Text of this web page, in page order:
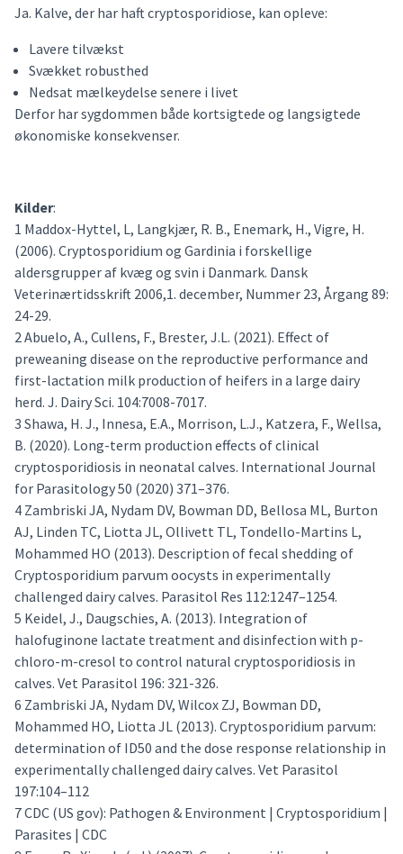
Ja. Kalve, der har haft cryptosporidiose, kan opleve:
Lavere tilvækst
Svækket robusthed
Nedsat mælkeydelse senere i livet
Derfor har sygdommen både kortsigtede og langsigtede
økonomiske konsekvenser.
Kilder:
1 Maddox-Hyttel, L, Langkjær, R. B., Enemark, H., Vigre, H.
(2006). Cryptosporidium og Gardinia i forskellige
aldersgrupper af kvæg og svin i Danmark. Dansk
Veterinærtidsskrift 2006,1. december, Nummer 23, Årgang 89:
24-29.
2 Abuelo, A., Cullens, F., Brester, J.L. (2021). Effect of
preweaning disease on the reproductive performance and
first-lactation milk production of heifers in a large dairy
herd. J. Dairy Sci. 104:7008-7017.
3 Shawa, H. J., Innesa, E.A., Morrison, L.J., Katzera, F., Wellsa,
B. (2020). Long-term production effects of clinical
cryptosporidiosis in neonatal calves. International Journal
for Parasitology 50 (2020) 371–376.
4 Zambriski JA, Nydam DV, Bowman DD, Bellosa ML, Burton
AJ, Linden TC, Liotta JL, Ollivett TL, Tondello-Martins L,
Mohammed HO (2013). Description of fecal shedding of
Cryptosporidium parvum oocysts in experimentally
challenged dairy calves. Parasitol Res 112:1247–1254.
5 Keidel, J., Daugschies, A. (2013). Integration of
halofuginone lactate treatment and disinfection with p-
chloro-m-cresol to control natural cryptosporidiosis in
calves. Vet Parasitol 196: 321-326.
6 Zambriski JA, Nydam DV, Wilcox ZJ, Bowman DD,
Mohammed HO, Liotta JL (2013). Cryptosporidium parvum:
determination of ID50 and the dose response relationship in
experimentally challenged dairy calves. Vet Parasitol
197:104–112
7 CDC (US gov): Pathogen & Environment | Cryptosporidium |
Parasites | CDC